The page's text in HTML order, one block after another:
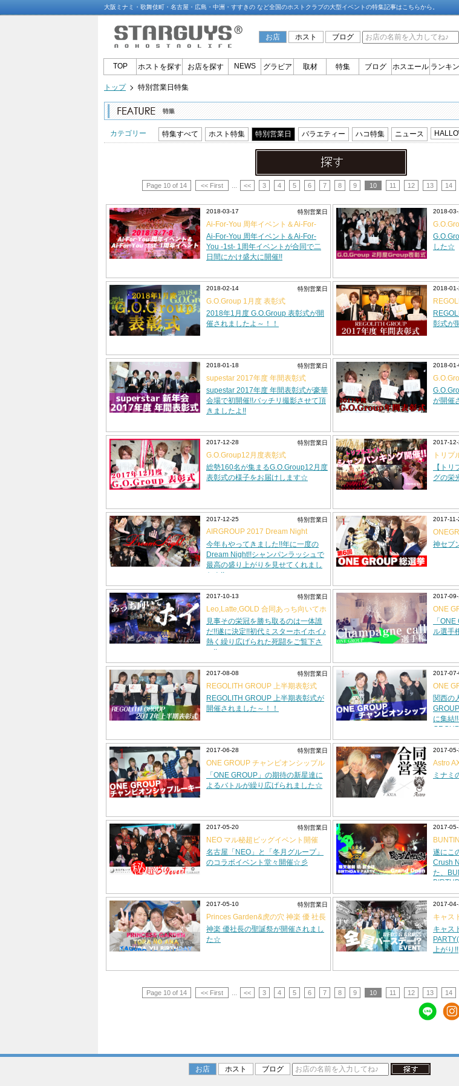
大阪ミナミ・歌舞伎町・名古屋・広島・中洲・すすきの など全国のホストクラブの大型イベントの特集記事はこちらから。
お店 ホスト ブログ
TOP ホストを探す お店を探す NEWS グラビア 取材 特集 ブログ ホスエール ランキ
トップ 特別営業日特集
カテゴリー 特集すべて ホスト特集 特別営業日 バラエティー ハコ特集 ニュース
Page 10 of 14 << First << 3 4 5 6 7 8 9 10 11 12 13 14
2018-03-17 特別営業日
Ai-For-You 周年イベント＆Ai-For-
You -1st- 1周年イベント
Ai-For-You 周年イベント＆Ai-For-
You -1st- 1周年イベントが合同で二
日間にかけ盛大に開催!!
2018-03-
した☆
2018-02-14 特別営業日
G.O.Group 1月度 表彰式
2018年1月度 G.O.Group 表彰式が開
催されましたよ～！！
2018-01-
彰式が
2018-01-18 特別営業日
supestar 2017年度 年間表彰式
supestar 2017年度 年間表彰式が豪華
会場で初開催!!バッチリ撮影させて頂
きましたよ!!
2018-01-
が開催
2017-12-28 特別営業日
G.O.Group12月度表彰式
総勢160名が集まるG.O.Group12月度
表彰式の様子をお届けします☆
2017-12-
トリプ
【ト
グの栄
2017-12-25 特別営業日
AIRGROUP 2017 Dream Night
今年もやってきました!!年に一度の
Dream Night!!シャンパンラッシュで
最高の盛り上がりを見せてくれまし
たよ!!
2017-11-
神セブ
2017-10-13 特別営業日
Leo,Latte,GOLD 合同あっち向いてホ
イ!最強決定戦!!
見事その栄冠を勝ち取るのは一体誰
だ!!遂に決定!!初代ミスターホイホイ♪
熱く繰り広げられた死闘をご覧下さ
い!!
2017-09-
ONE
権「
ル選手
2017-08-08 特別営業日
REGOLITH GROUP 上半期表彰式
REGOLITH GROUP 上半期表彰式が
開催されました～！！
2017-
ONE
関西の
に集結
「桜 -
たよ☆
2017-06-28 特別営業日
ONE GROUP チャンピオンシップル
ーキー
「ONE GROUP」の期待の新星達に
よるバトルが繰り広げられました☆
2017-05-
Astro
ミナミ
2017-05-20 特別営業日
NEO マル秘超ビッグイベント開催
名古屋「NEO」と「冬月グループ」
のコラボイベント堂々開催☆彡
2017-
遂にこ
Crush
た、
2017-05-10 特別営業日
Princes Garden&虎の穴 神楽 優 社長
聖誕祭
神楽 優社長の聖誕祭が開催されまし
た☆
2017-04-
キャス
キャス
上がり!!
Page 10 of 14 << First << 3 4 5 6 7 8 9 10 11 12 13 14
お店 ホスト ブログ